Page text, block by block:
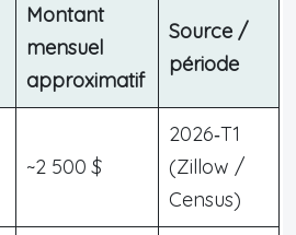
Montant
mensuel
approximatif
Source /
période
~2 500 $
2026‑T1
(Zillow /
Census)